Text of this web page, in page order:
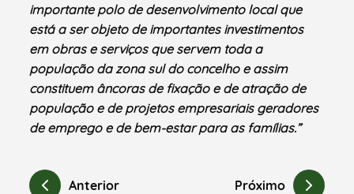
importante polo de desenvolvimento local que
está a ser objeto de importantes investimentos
em obras e serviços que servem toda a
população da zona sul do concelho e assim
constituem âncoras de fixação e de atração de
população e de projetos empresariais geradores
de emprego e de bem-estar para as famílias.”
Anterior Próximo